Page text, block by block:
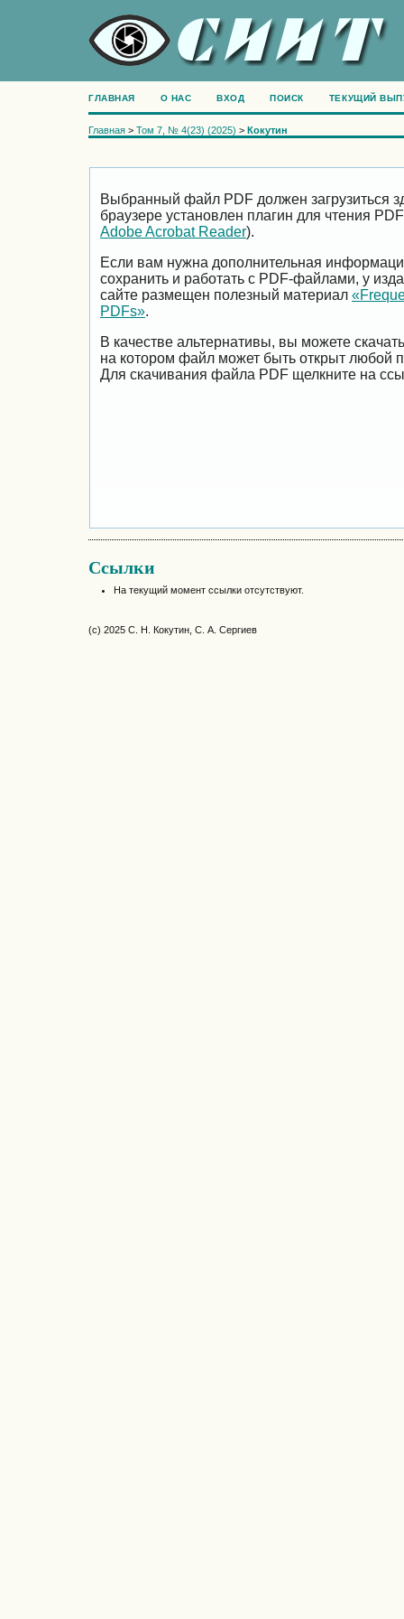
ГЛАВНАЯ О НАС ВХОД ПОИСК ТЕКУЩИЙ
Главная > Том 7, № 4(23) (2025) > Кокутин
Выбранный файл PDF должен загрузиться
браузере установлен плагин для чтения
Adobe Acrobat Reader).
Если вам нужна дополнительная
сохранить и работать с PDF-файлами, у
сайте размещен полезный материал
PDFs».
В качестве альтернативы, вы можете
на котором файл может быть открыт любой
Для скачивания файла PDF щелкните на
Ссылки
На текущий момент ссылки отсутствуют.
(c) 2025 С. Н. Кокутин, С. А. Сергиев